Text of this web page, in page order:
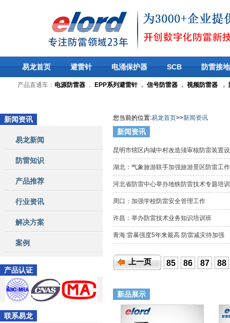
易龙首页 避雷针 电涌保护器 SCB 防雷接地
产品直通车： 电源防雷器 ， EPP系列避雷针， 信号防雷器 ， 视频防雷器 ，
新闻资讯
易龙新闻
防雷知识
产品推荐
行业资讯
解决方案
案例
产品认证
联系易龙
您当前的位置:易龙首页>>新闻资讯
新闻资讯
昆明市辖区内城中村改造须审核防雷装置
湖北：气象旅游联手加强旅游景区防雷工
河北省防雷中心举办地铁防雷技术专题培
周口：加强学校防雷安全管理工作
许昌：举办防雷技术业务知识培训班
青海:雷暴强度5年来最高 防雷减灾待加强
上一页 85 86 87 88
新品展示